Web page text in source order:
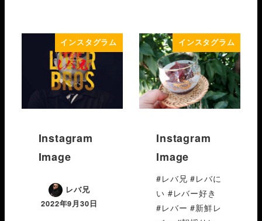
インスタグラム
Instagram
Image
レバ兄
2022年9月30日
インスタグラム
Instagram
Image
#レバ兄 #レバに
い #レバー好き
#レバー #新鮮レ